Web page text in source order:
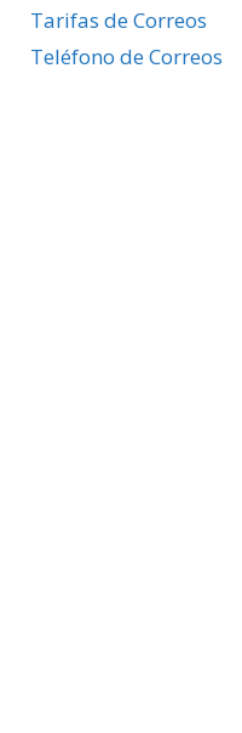
Tarifas de Correos
Teléfono de Correos